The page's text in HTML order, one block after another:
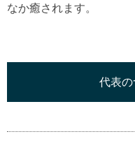
なか癒されます。
代表